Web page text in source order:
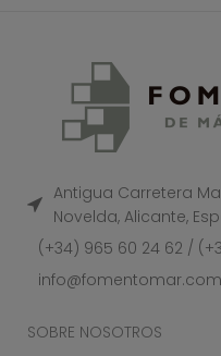
Antigua Carretera
Novelda, Alicante,
(+34) 965 60 24 62 /
info@fomentomar.com
SOBRE NOSOTROS